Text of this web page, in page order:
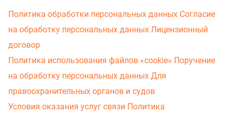
Политика обработки персональных данных Согласие
на обработку персональных данных Лицензионный
договор
Политика использования файлов «cookie» Поручение
на обработку персональных данных Для
правоохранительных органов и судов
Условия оказания услуг связи Политика